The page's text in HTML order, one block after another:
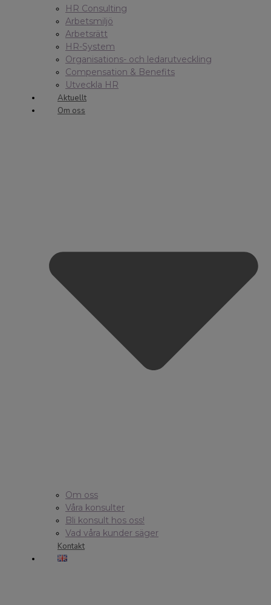
HR Consulting
Arbetsmiljö
Arbetsrätt
HR-System
Organisations- och ledarutveckling
Compensation & Benefits
Utveckla HR
Aktuellt
Om oss
Om oss
Våra konsulter
Bli konsult hos oss!
Vad våra kunder säger
Kontakt